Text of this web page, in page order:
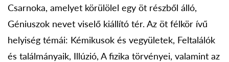
Csarnoka, amelyet körülölel egy öt részből álló,
Géniuszok nevet viselő kiállító tér. Az öt félkör ívű
helyiség témái: Kémikusok és vegyületek, Feltalálók
és találmányaik, Illúzió, A fizika törvényei, valamint az